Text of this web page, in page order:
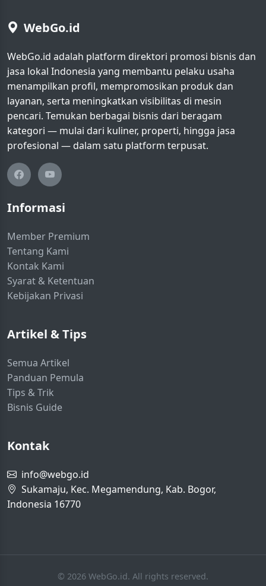
WebGo.id
WebGo.id adalah platform direktori promosi bisnis dan
jasa lokal Indonesia yang membantu pelaku usaha
menampilkan profil, mempromosikan produk dan
layanan, serta meningkatkan visibilitas di mesin
pencari. Temukan berbagai bisnis dari beragam
kategori — mulai dari kuliner, properti, hingga jasa
profesional — dalam satu platform terpusat.
Informasi
Member Premium
Tentang Kami
Kontak Kami
Syarat & Ketentuan
Kebijakan Privasi
Artikel & Tips
Semua Artikel
Panduan Pemula
Tips & Trik
Bisnis Guide
Kontak
info@webgo.id
Sukamaju, Kec. Megamendung, Kab. Bogor,
Indonesia 16770
© 2026 WebGo.id. All rights reserved.